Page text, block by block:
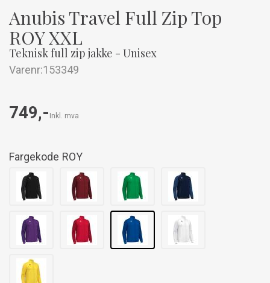
Anubis Travel Full Zip Top
ROY XXL
Teknisk full zip jakke - Unisex
Varenr:153349
749,- Inkl. mva
Fargekode ROY